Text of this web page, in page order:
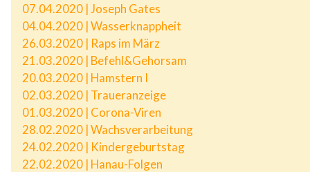
07.04.2020 | Joseph Gates
04.04.2020 | Wasserknappheit
26.03.2020 | Raps im März
21.03.2020 | Befehl&Gehorsam
20.03.2020 | Hamstern I
02.03.2020 | Traueranzeige
01.03.2020 | Corona-Viren
28.02.2020 | Wachsverarbeitung
24.02.2020 | Kindergeburtstag
22.02.2020 | Hanau-Folgen